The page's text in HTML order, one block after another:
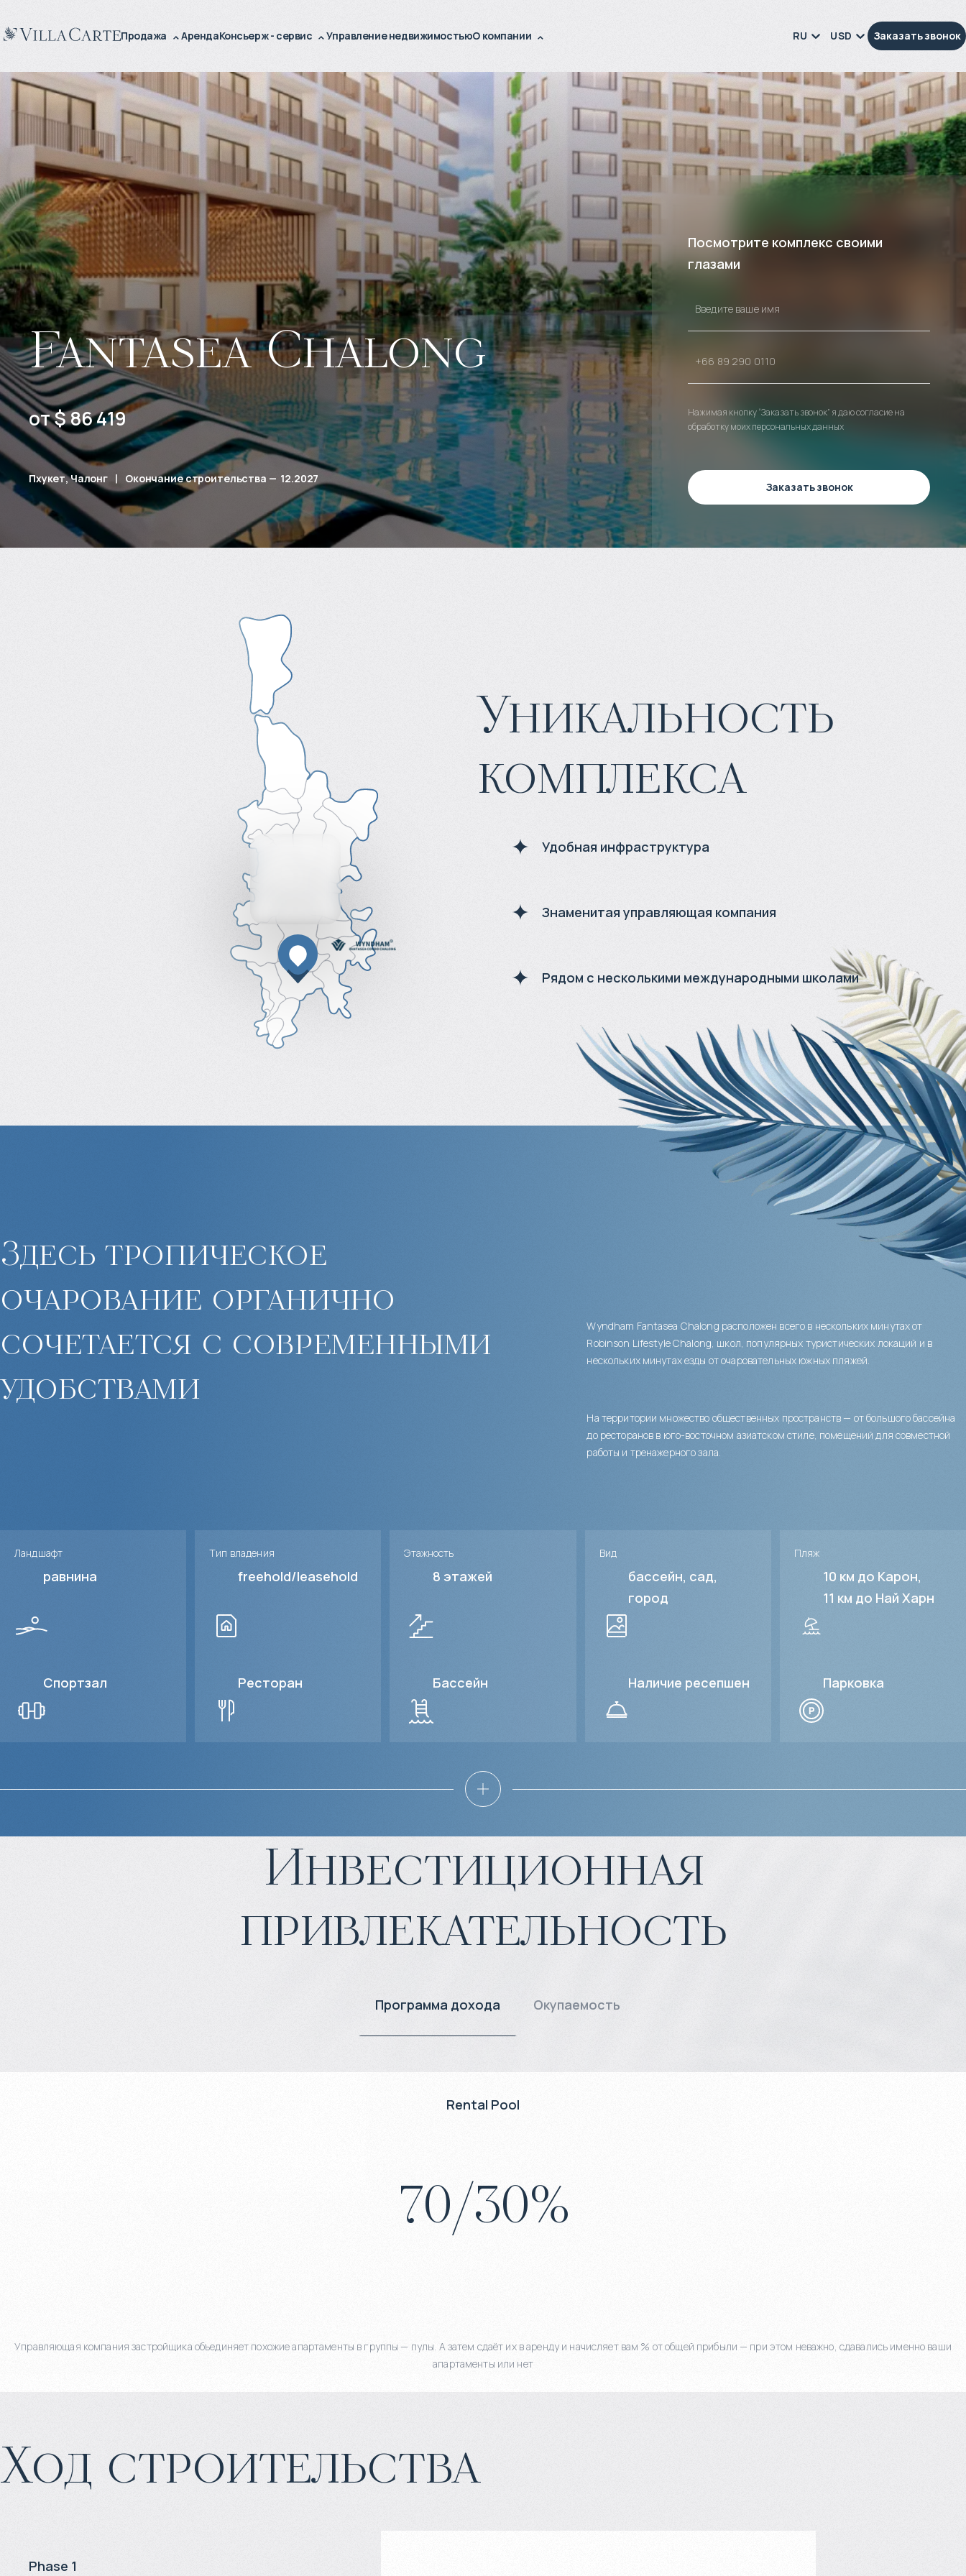
Продажа АрендаКонсьерж - сервис Управление недвижимостьюО компании RU USD Заказать звонок
Fantasea Chalong
от $ 86 419
Пхукет, Чалонг Окончание строительства — 12.2027
Посмотрите комплекс своими
глазами
Нажимая кнопку “Заказать звонок” я даю согласие на
обработку моих персональных данных
Заказать звонок
Уникальность
комплекса
Удобная инфраструктура
Знаменитая управляющая компания
Рядом с несколькими международными школами
Здесь тропическое
очарование органично
сочетается с современными
удобствами
Wyndham Fantasea Chalong расположен всего в нескольких минутах от
Robinson Lifestyle Chalong, школ, популярных туристических локаций и в
нескольких минутах езды от очаровательных южных пляжей.
На территории множество общественных пространств — от большого бассейна
до ресторанов в юго-восточном азиатском стиле, помещений для совместной
работы и тренажерного зала.
Ландшафт
равнина
Тип владения
freehold/leasehold
Этажность
8 этажей
Вид
бассейн, сад,
город
Пляж
10 км до Карон
11 км до Най Харн
Спортзал Ресторан Бассейн Наличие ресепшен Парковка
Инвестиционная
привлекательность
Программа дохода Окупаемость
Rental Pool
70/30%
Управляющая компания застройщика объединяет похожие апартаменты в группы — пулы. А затем сдаёт их в аренду и начисляет вам % от общей прибыли — при этом неважно, сдавались именно ваши
апартаменты или нет
Ход строительства
Phase 1